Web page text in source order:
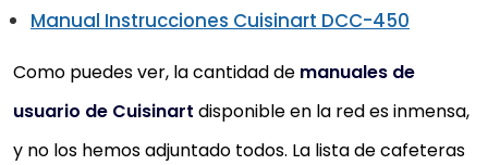
Manual Instrucciones Cuisinart DCC-450
Como puedes ver, la cantidad de manuales de
usuario de Cuisinart disponible en la red es inmensa,
y no los hemos adjuntado todos. La lista de cafeteras